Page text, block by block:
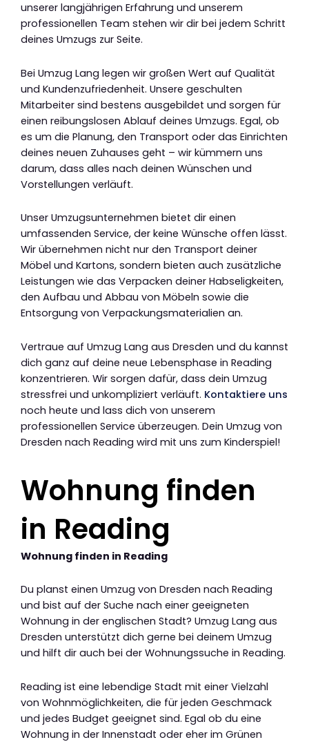
unserer langjährigen Erfahrung und unserem
professionellen Team stehen wir dir bei jedem Schritt
deines Umzugs zur Seite.
Bei Umzug Lang legen wir großen Wert auf Qualität
und Kundenzufriedenheit. Unsere geschulten
Mitarbeiter sind bestens ausgebildet und sorgen für
einen reibungslosen Ablauf deines Umzugs. Egal, ob
es um die Planung, den Transport oder das Einrichten
deines neuen Zuhauses geht – wir kümmern uns
darum, dass alles nach deinen Wünschen und
Vorstellungen verläuft.
Unser Umzugsunternehmen bietet dir einen
umfassenden Service, der keine Wünsche offen lässt.
Wir übernehmen nicht nur den Transport deiner
Möbel und Kartons, sondern bieten auch zusätzliche
Leistungen wie das Verpacken deiner Habseligkeiten,
den Aufbau und Abbau von Möbeln sowie die
Entsorgung von Verpackungsmaterialien an.
Vertraue auf Umzug Lang aus Dresden und du kannst
dich ganz auf deine neue Lebensphase in Reading
konzentrieren. Wir sorgen dafür, dass dein Umzug
stressfrei und unkompliziert verläuft. Kontaktiere uns
noch heute und lass dich von unserem
professionellen Service überzeugen. Dein Umzug von
Dresden nach Reading wird mit uns zum Kinderspiel!
Wohnung finden
in Reading
Wohnung finden in Reading
Du planst einen Umzug von Dresden nach Reading
und bist auf der Suche nach einer geeigneten
Wohnung in der englischen Stadt? Umzug Lang aus
Dresden unterstützt dich gerne bei deinem Umzug
und hilft dir auch bei der Wohnungssuche in Reading.
Reading ist eine lebendige Stadt mit einer Vielzahl
von Wohnmöglichkeiten, die für jeden Geschmack
und jedes Budget geeignet sind. Egal ob du eine
Wohnung in der Innenstadt oder eher im Grünen